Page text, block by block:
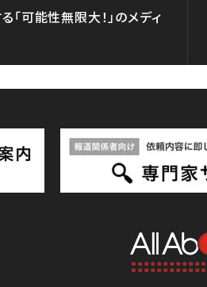
「可能性無限大！」のメディ